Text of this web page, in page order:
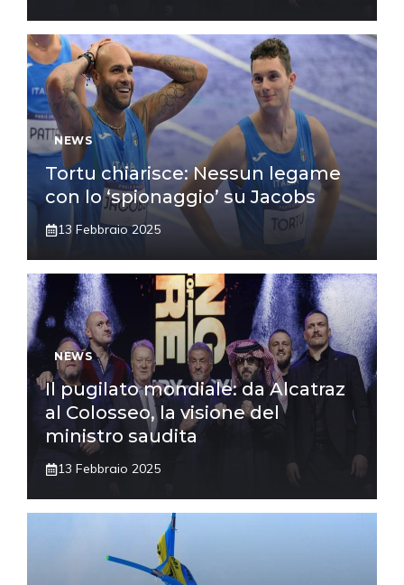
NEWS
Tortu chiarisce: Nessun legame
con lo ‘spionaggio’ su Jacobs
13 Febbraio 2025
NEWS
Il pugilato mondiale: da Alcatraz
al Colosseo, la visione del
ministro saudita
13 Febbraio 2025